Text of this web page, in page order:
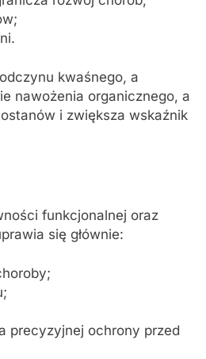
kwaśnego, a
nawożenia organicznego, a
i zwiększa wskaźnik
funkcjonalnej oraz
się głównie:
precyzyjnej ochrony przed